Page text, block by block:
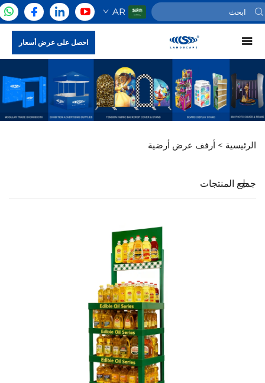
AR
احصل على عرض أسعار
الرئيسية > أرفف عرض أرضية
جميع المنتجات